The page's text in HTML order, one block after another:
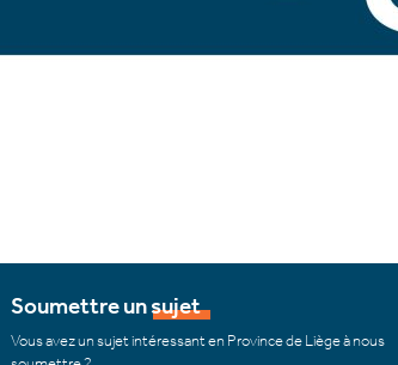
Soumettre un sujet
Vous avez un sujet intéressant en Province de Liège à nous